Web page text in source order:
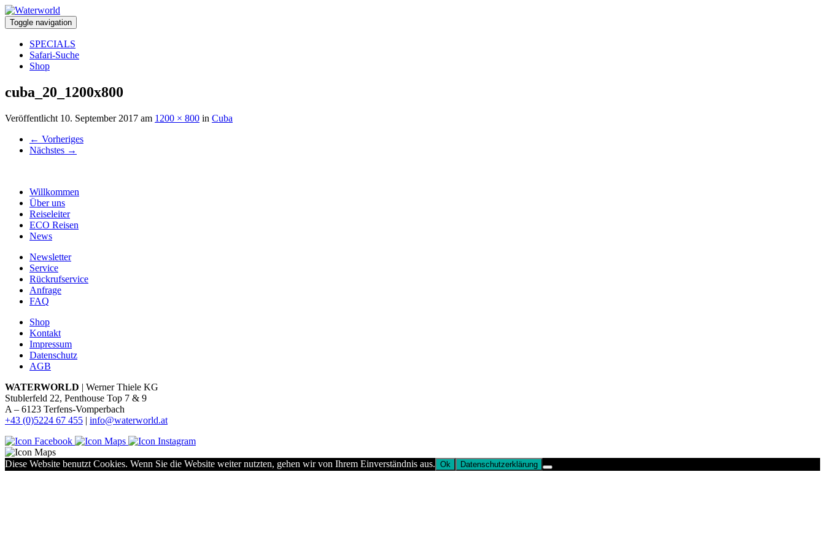
Toggle navigation
SPECIALS
Safari-Suche
Shop
cuba_20_1200x800
Veröffentlicht 10. September 2017 am 1200 × 800 in Cuba
← Vorheriges
Nächstes →
Willkommen
Über uns
Reiseleiter
ECO Reisen
News
Newsletter
Service
Rückrufservice
Anfrage
FAQ
Shop
Kontakt
Impressum
Datenschutz
AGB
WATERWORLD | Werner Thiele KG
Stublerfeld 22, Penthouse Top 7 & 9
A – 6123 Terfens-Vomperbach
+43 (0)5224 67 455 | info@waterworld.at
Diese Website benutzt Cookies. Wenn Sie die Website weiter nutzten, gehen wir von Ihrem Einverständnis aus. Ok Datenschutzerklärung